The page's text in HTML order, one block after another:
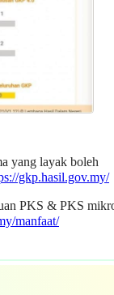
yang layak boleh
gkp.hasil.gov.my/
PKS & PKS
manfaat/